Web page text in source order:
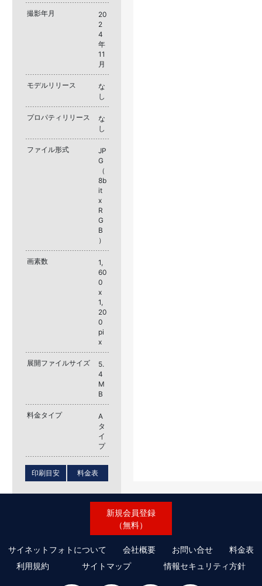
撮影年月
20
2
4
年
11
月
モデルリリース
な
し
プロパティリリース
な
し
ファイル形式
JP
G
（
8b
it
x
R
G
B
）
画素数
1,
60
0
x
1,
20
0
pi
x
展開ファイルサイズ
5.
4
M
B
料金タイプ
A
タ
イ
プ
印刷目安 料金表
新規会員登録
（無料）
サイネットフォトについて 会社概要 お問い合せ
料金表
利用規約
サイトマップ 情報セキュリティ方針